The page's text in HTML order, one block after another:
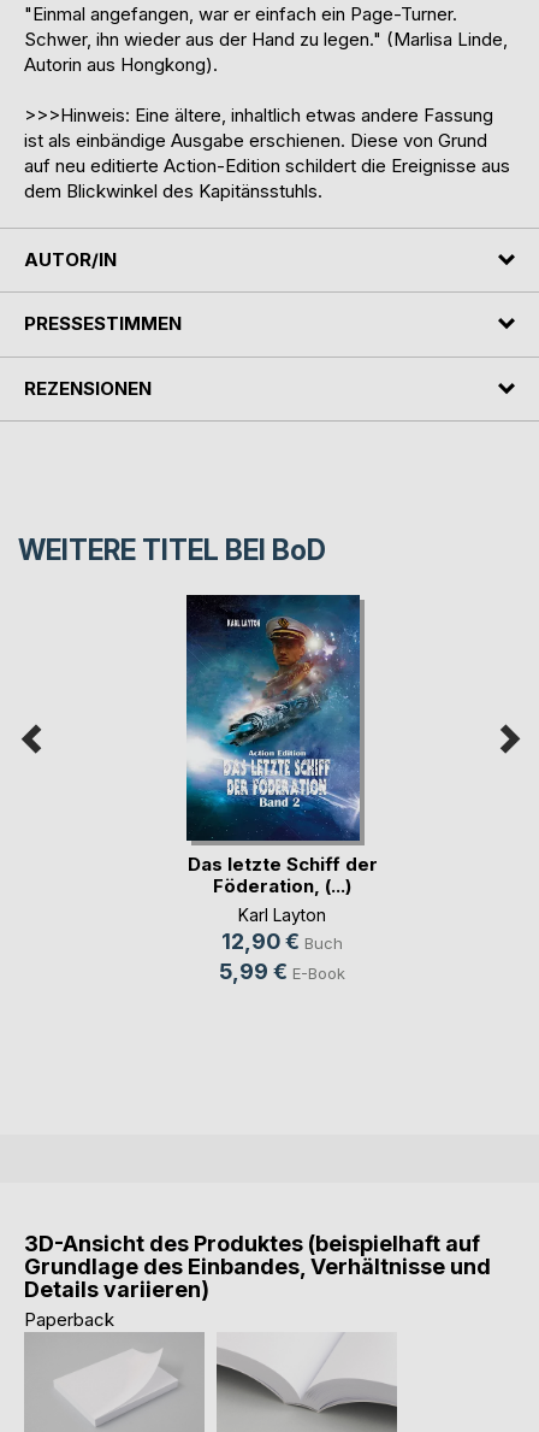
"Einmal angefangen, war er einfach ein Page-Turner.
Schwer, ihn wieder aus der Hand zu legen." (Marlisa Linde,
Autorin aus Hongkong).
>>>Hinweis: Eine ältere, inhaltlich etwas andere Fassung
ist als einbändige Ausgabe erschienen. Diese von Grund
auf neu editierte Action-Edition schildert die Ereignisse aus
dem Blickwinkel des Kapitänsstuhls.
AUTOR/IN
PRESSESTIMMEN
REZENSIONEN
WEITERE TITEL BEI BoD
Das letzte Schiff der
Föderation, (...)
Karl Layton
12,90 € Buch
5,99 € E-Book
3D-Ansicht des Produktes (beispielhaft auf
Grundlage des Einbandes, Verhältnisse und
Details variieren)
Paperback